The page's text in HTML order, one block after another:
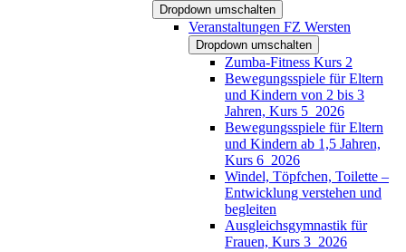
Dropdown umschalten
Veranstaltungen FZ Wersten
Dropdown umschalten
Zumba-Fitness Kurs 2
Bewegungsspiele für Eltern
und Kindern von 2 bis 3
Jahren, Kurs 5_2026
Bewegungsspiele für Eltern
und Kindern ab 1,5 Jahren,
Kurs 6_2026
Windel, Töpfchen, Toilette –
Entwicklung verstehen und
begleiten
Ausgleichsgymnastik für
Frauen, Kurs 3_2026